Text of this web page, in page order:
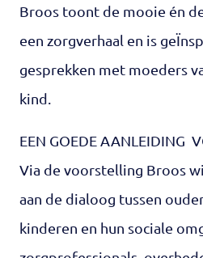
Broos toont de mooie én
een zorgverhaal en is
gesprekken met moeders
kind.
EEN GOEDE AANLEIDING
Via de voorstelling Broos
aan de dialoog tussen
kinderen en hun sociale